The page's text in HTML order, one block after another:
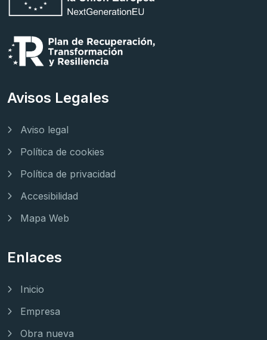
Avisos Legales
Aviso legal
Política de cookies
Política de privacidad
Accesibilidad
Mapa Web
Enlaces
Inicio
Empresa
Obra nueva